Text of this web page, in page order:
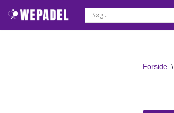
Spring
Forside \